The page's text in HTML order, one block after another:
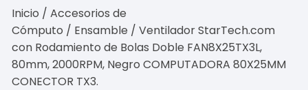
Inicio /Accesorios de
Cómputo / Ensamble / Ventilador StarTech.com
con Rodamiento de Bolas Doble FAN8X25TX3L,
80mm, 2000RPM, Negro COMPUTADORA 80X25MM
CONECTOR TX3.